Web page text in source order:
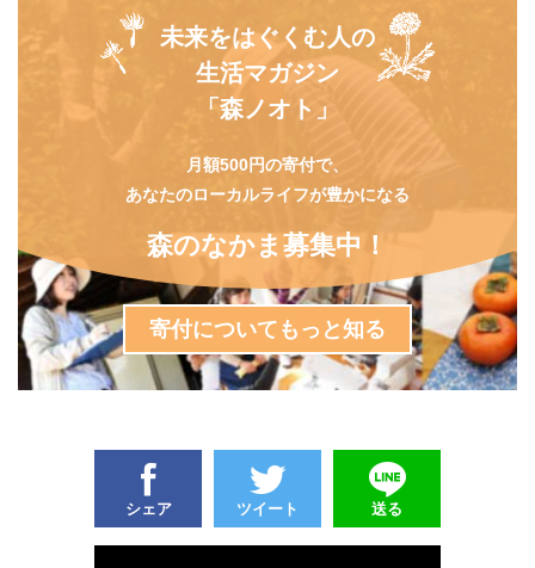
未来をはぐくむ人の
生活マガジン
「森ノオト」
月額500円の寄付で、
あなたのローカルライフが豊かになる
森のなかま募集中！
寄付についてもっと知る
シェア ツイート 送る